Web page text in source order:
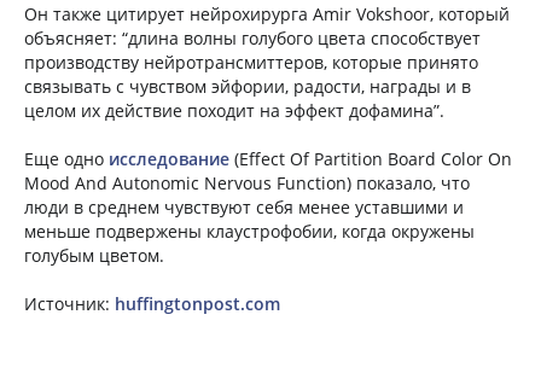
Он также цитирует нейрохирурга Amir Vokshoor, который
объясняет: “длина волны голубого цвета способствует
производству нейротрансмиттеров, которые принято
связывать с чувством эйфории, радости, награды и в
целом их действие походит на эффект дофамина”.
Еще одно исследование (Effect Of Partition Board Color On
Mood And Autonomic Nervous Function) показало, что
люди в среднем чувствуют себя менее уставшими и
меньше подвержены клаустрофобии, когда окружены
голубым цветом.
Источник: huffingtonpost.com